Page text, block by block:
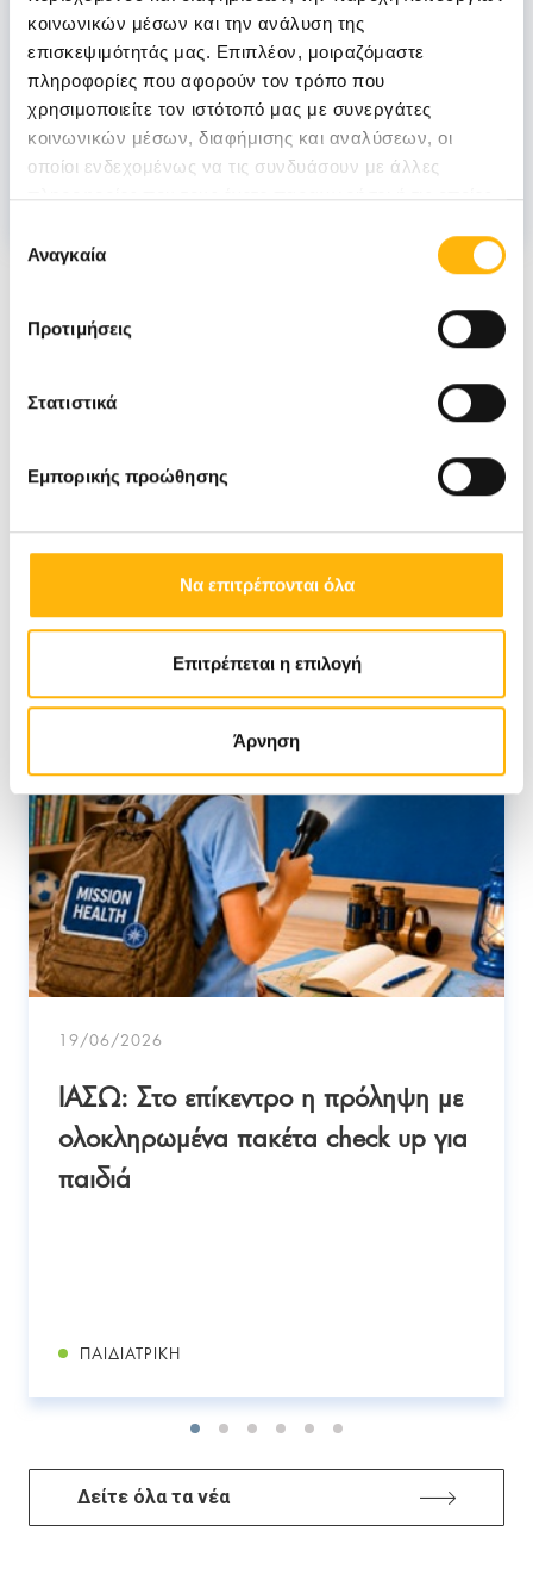
κοινωνικών μέσων και την ανάλυση της
επισκεψιμότητάς μας. Επιπλέον, μοιραζόμαστε
πληροφορίες που αφορούν τον τρόπο που
χρησιμοποιείτε τον ιστότοπό μας με συνεργάτες
κοινωνικών μέσων, διαφήμισης και αναλύσεων, οι
οποίοι ενδεχομένως να τις συνδυάσουν με άλλες
πληροφορίες που τους έχετε παραχωρήσει ή τις οποίες
των υπηρεσιών τους.
συγκατάθεσης
Αναγκαία
Προτιμήσεις
Στατιστικά
Εμπορικής προώθησης
Να επιτρέπονται όλα
Επιτρέπεται η επιλογή
Άρνηση
ΜΗΤΣΙΟΣ ΑΝΔΡΕΑΣ
ΧΑΜΗΛΟΣ ΧΡΗΣΤΟΣ
Νέα
19/06/2026
ΙΑΣΩ: Στο επίκεντρο η πρόληψη με
ολοκληρωμένα πακέτα check up για
παιδιά
ΠΑΙΔΙΑΤΡΙΚΉ
Δείτε όλα τα νέα